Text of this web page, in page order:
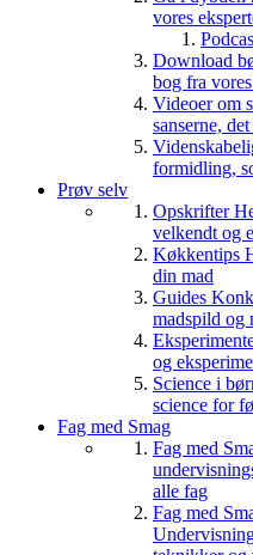
vores
Download
bog fra
Videoer om
sanserne,
formidling,
Prøv selv
Opskrifter
velkendt og
Køkkentips
din mad
Guides
madspild og
og
Science i
science for
Fag med Smag
Fag med
alle fag
Fag med